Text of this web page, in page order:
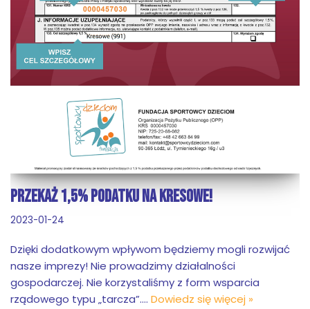
PRZEKAŻ 1,5% PODATKU NA KRESOWE!
2023-01-24
Dzięki dodatkowym wpływom będziemy mogli rozwijać
nasze imprezy! Nie prowadzimy działalności
gospodarczej. Nie korzystaliśmy z form wsparcia
rządowego typu „tarcza”.… Dowiedz się więcej »